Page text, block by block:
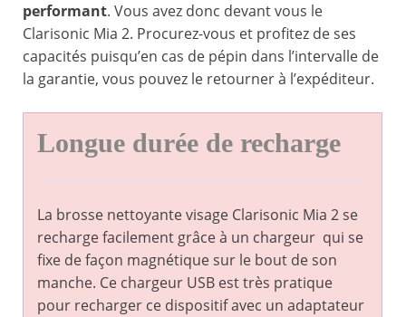
performant. Vous avez donc devant vous le
Clarisonic Mia 2. Procurez-vous et profitez de ses
capacités puisqu’en cas de pépin dans l’intervalle de
la garantie, vous pouvez le retourner à l’expéditeur.
Longue durée de recharge
La brosse nettoyante visage Clarisonic Mia 2 se
recharge facilement grâce à un chargeur qui se
fixe de façon magnétique sur le bout de son
manche. Ce chargeur USB est très pratique
pour recharger ce dispositif avec un adaptateur